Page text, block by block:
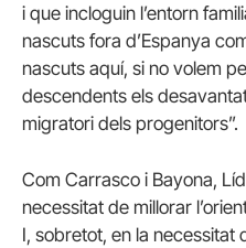
i que incloguin l’entorn
nascuts fora d’Espanya
nascuts aquí, si no volem
descendents els
migratori dels progenitors”.
Com Carrasco i Bayona,
necessitat de millorar
I, sobretot, en la necessitat